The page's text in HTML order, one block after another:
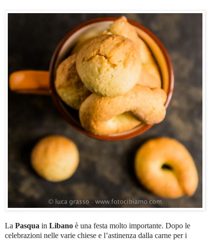
La Pasqua in Libano è una festa molto importante. Dopo le
celebrazioni nelle varie chiese e l’astinenza dalla carne per i